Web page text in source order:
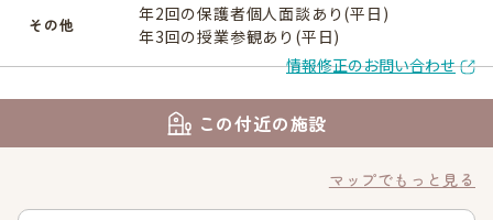
その他
年2回の保護者個人面談あり(平日)
年3回の授業参観あり(平日)
情報修正のお問い合わせ
この付近の施設
マップでもっと見る